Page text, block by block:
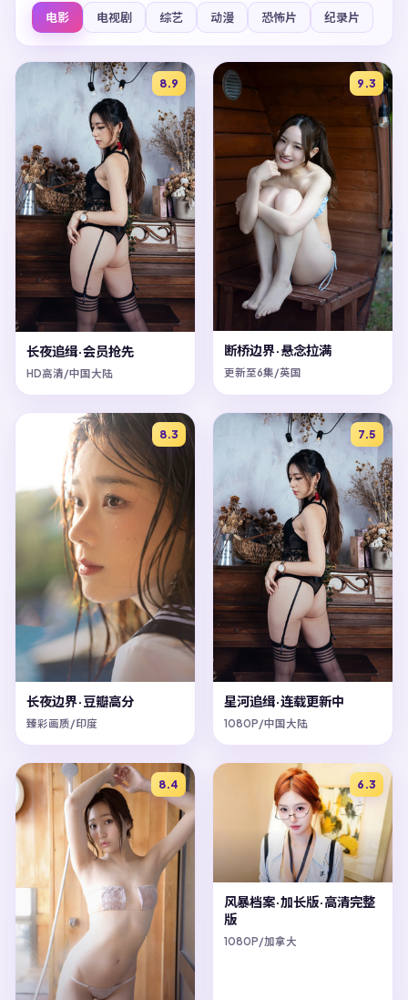
电影 电视剧 综艺 动漫 恐怖片 纪录片
8.9
长夜追缉·会员抢先
HD高清/中国大陆
9.3
断桥边界·悬念拉满
更新至6集/英国
8.3
长夜边界·豆瓣高分
臻彩画质/印度
7.5
星河追缉·连载更新中
1080P/中国大陆
8.4 6.3
风暴档案·加长版·高清完整
版
1080P/加拿大